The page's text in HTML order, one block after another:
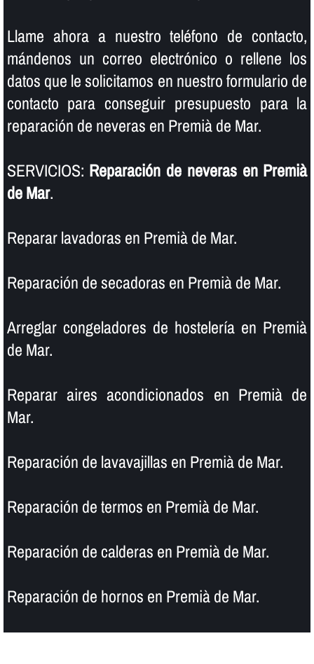
Llame ahora a nuestro teléfono de contacto,
mándenos un correo electrónico o rellene los
datos que le solicitamos en nuestro formulario de
contacto para conseguir presupuesto para la
reparación de neveras en Premià de Mar.
SERVICIOS: Reparación de neveras en Premià
de Mar.
Reparar lavadoras en Premià de Mar.
Reparación de secadoras en Premià de Mar.
Arreglar congeladores de hostelerí­a en Premià
de Mar.
Reparar aires acondicionados en Premià de
Mar.
Reparación de lavavajillas en Premià de Mar.
Reparación de termos en Premià de Mar.
Reparación de calderas en Premià de Mar.
Reparación de hornos en Premià de Mar.